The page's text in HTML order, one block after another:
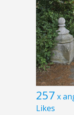
257 x
Likes